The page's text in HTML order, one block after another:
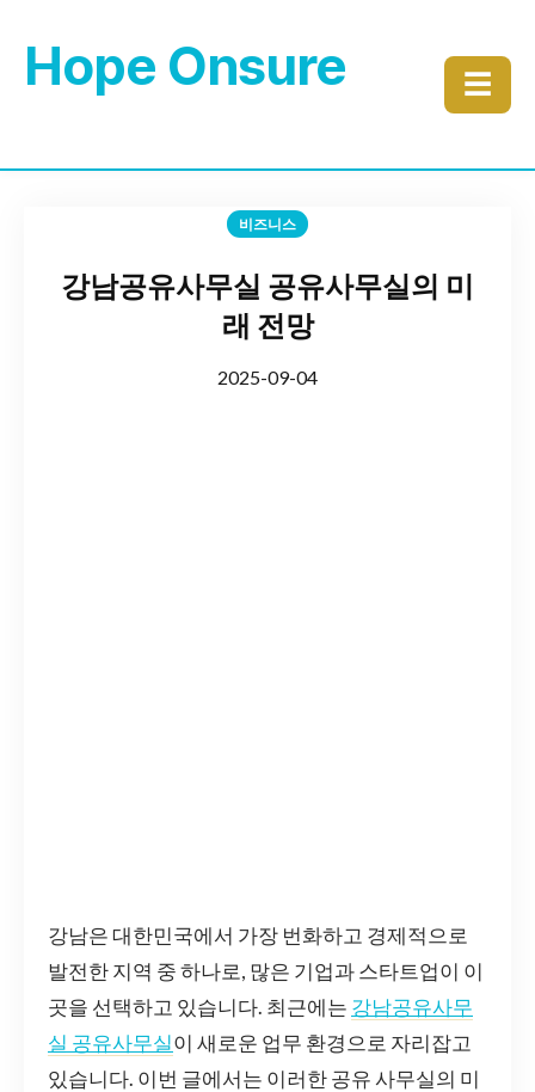
Hope Onsure ☰
비즈니스
강남공유사무실 공유사무실의 미
래 전망
2025-09-04
강남은 대한민국에서 가장 번화하고 경제적으로
발전한 지역 중 하나로, 많은 기업과 스타트업이 이
곳을 선택하고 있습니다. 최근에는 강남공유사무
실 공유사무실이 새로운 업무 환경으로 자리잡고
있습니다. 이번 글에서는 이러한 공유 사무실의 미